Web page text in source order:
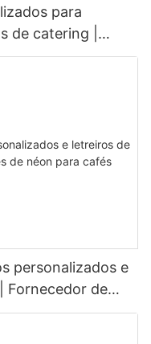
para
de catering |
personalizados e
Fornecedor de